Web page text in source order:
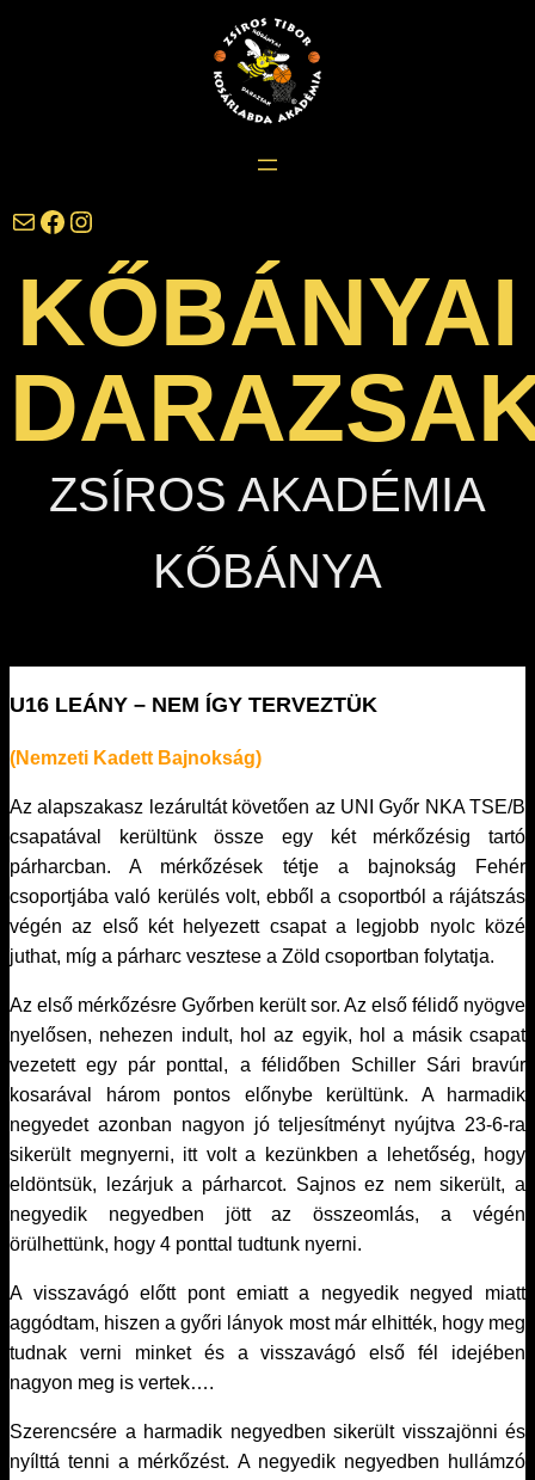
darazsak@darazsak.hu @kobanyaidarazsak @darazsak
KŐBÁNYAI
ZSÍROS AKADÉMIA
KŐBÁNYA
U16 LEÁNY – NEM ÍGY TERVEZTÜK
(Nemzeti Kadett Bajnokság)
Az alapszakasz lezárultát követően az UNI Győr NKA TSE/B
csapatával kerültünk össze egy két mérkőzésig tartó
párharcban. A mérkőzések tétje a bajnokság Fehér
csoportjába való kerülés volt, ebből a csoportból a rájátszás
végén az első két helyezett csapat a legjobb nyolc közé
juthat, míg a párharc vesztese a Zöld csoportban folytatja.
Az első mérkőzésre Győrben került sor. Az első félidő nyögve
nyelősen, nehezen indult, hol az egyik, hol a másik csapat
vezetett egy pár ponttal, a félidőben Schiller Sári bravúr
kosarával három pontos előnybe kerültünk. A harmadik
negyedet azonban nagyon jó teljesítményt nyújtva 23-6-ra
sikerült megnyerni, itt volt a kezünkben a lehetőség, hogy
eldöntsük, lezárjuk a párharcot. Sajnos ez nem sikerült, a
negyedik negyedben jött az összeomlás, a végén
örülhettünk, hogy 4 ponttal tudtunk nyerni.
A visszavágó előtt pont emiatt a negyedik negyed miatt
aggódtam, hiszen a győri lányok most már elhitték, hogy meg
tudnak verni minket és a visszavágó első fél idejében
nagyon meg is vertek….
Szerencsére a harmadik negyedben sikerült visszajönni és
nyílttá tenni a mérkőzést. A negyedik negyedben hullámzó